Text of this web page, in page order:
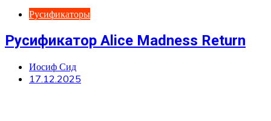
Русификаторы
Русификатор Alice Madness Return
Иосиф Сид
17.12.2025